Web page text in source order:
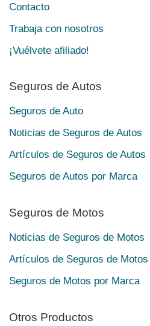
Contacto
Trabaja con nosotros
¡Vuélvete afiliado!
Seguros de Autos
Seguros de Auto
Noticias de Seguros de Autos
Artículos de Seguros de Autos
Seguros de Autos por Marca
Seguros de Motos
Noticias de Seguros de Motos
Artículos de Seguros de Motos
Seguros de Motos por Marca
Otros Productos